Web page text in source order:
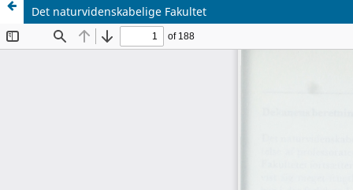
Det naturvidenskabelige Fakultet